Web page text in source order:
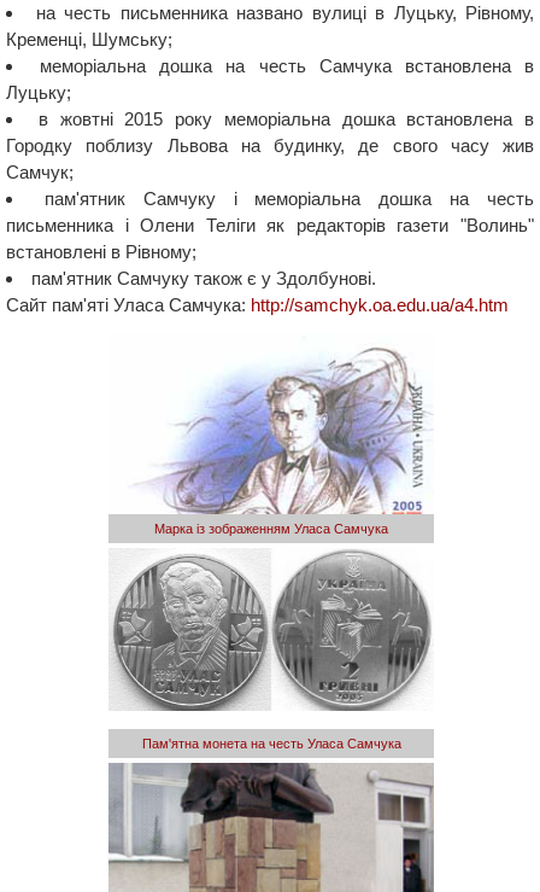
на честь письменника названо вулиці в Луцьку, Рівному,
Кременці, Шумську;
меморіальна дошка на честь Самчука встановлена ​​в
Луцьку;
в жовтні 2015 року меморіальна дошка встановлена ​​в
Городку поблизу Львова на будинку, де свого часу жив
Самчук;
пам'ятник Самчуку і меморіальна дошка на честь
письменника і Олени Теліги як редакторів газети "Волинь"
встановлені в Рівному;
пам'ятник Самчуку також є у Здолбунові.
Сайт пам'яті Уласа Самчука: http://samchyk.oa.edu.ua/a4.htm
Марка із зображенням Уласа Самчука
Пам'ятна монета на честь Уласа Самчука